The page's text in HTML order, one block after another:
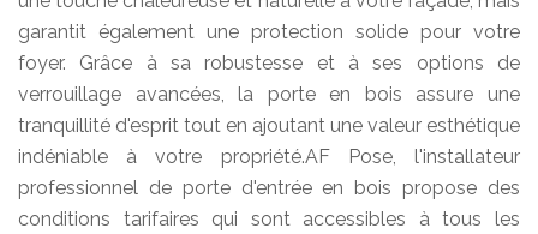
garantit également une protection solide pour votre
foyer. Grâce à sa robustesse et à ses options de
verrouillage avancées, la porte en bois assure une
tranquillité d'esprit tout en ajoutant une valeur esthétique
indéniable à votre propriété.AF Pose, l'installateur
professionnel de porte d'entrée en bois propose des
conditions tarifaires qui sont accessibles à tous les